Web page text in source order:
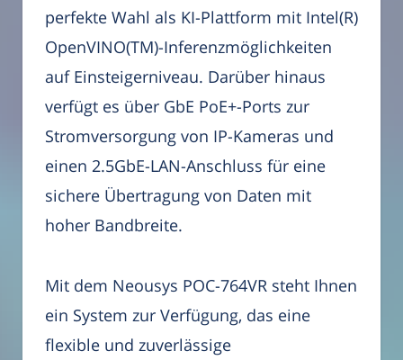
perfekte Wahl als KI-Plattform mit Intel(R)
OpenVINO(TM)-Inferenzmöglichkeiten
auf Einsteigerniveau. Darüber hinaus
verfügt es über GbE PoE+-Ports zur
Stromversorgung von IP-Kameras und
einen 2.5GbE-LAN-Anschluss für eine
sichere Übertragung von Daten mit
hoher Bandbreite.
Mit dem Neousys POC-764VR steht Ihnen
ein System zur Verfügung, das eine
flexible und zuverlässige